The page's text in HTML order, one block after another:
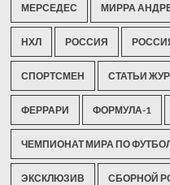
МЕРСЕДЕС МИРРА
НХЛ РОССИЯ
СПОРТСМЕН СТАТЬИ
ФЕРРАРИ ФОРМУЛА-1
ЧЕМПИОНАТ МИРА ПО
ЭКСКЛЮЗИВ СБОРНОЙ